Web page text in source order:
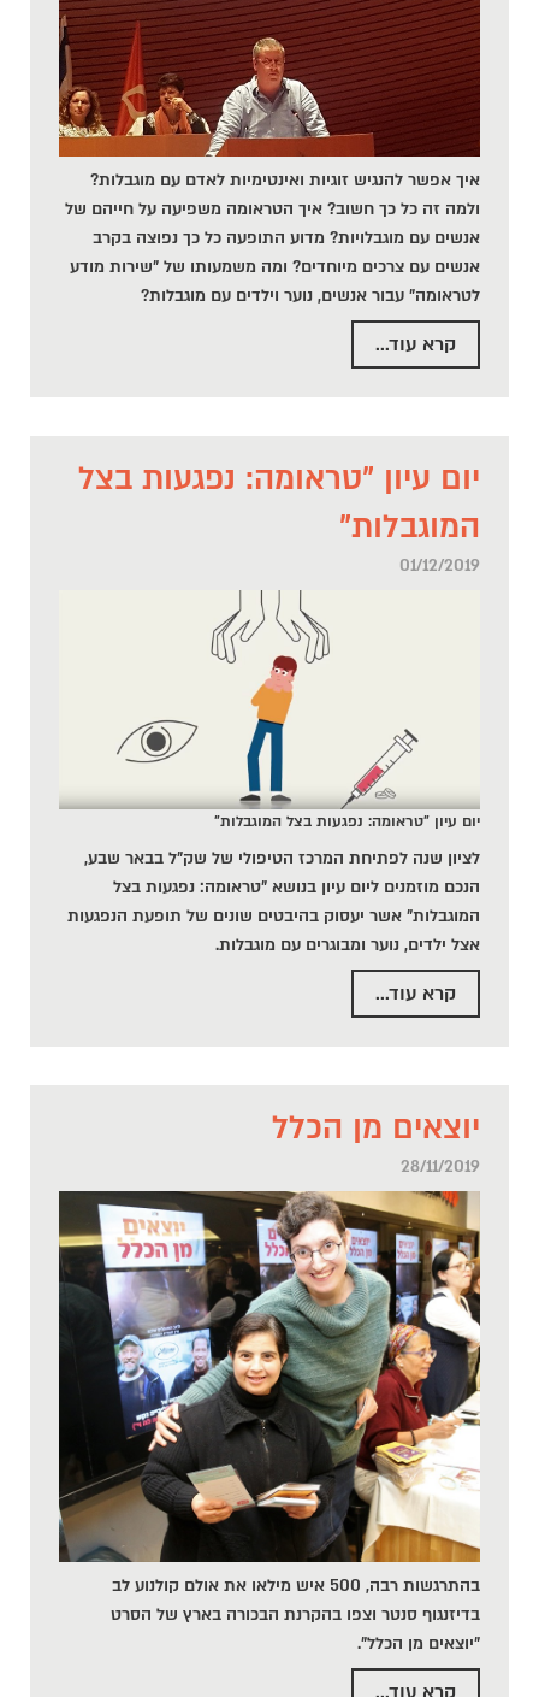
איך אפשר להנגיש זוגיות ואינטימיות לאדם עם מוגבלות?
ולמה זה כל כך חשוב? איך הטראומה משפיעה על חייהם של
אנשים עם מוגבלויות? מדוע התופעה כל כך נפוצה בקרב
אנשים עם צרכים מיוחדים? ומה משמעותו של "שירות מודע
לטראומה" עבור אנשים, נוער וילדים עם מוגבלות?
קרא עוד...
יום עיון "טראומה: נפגעות בצל
המוגבלות"
01/12/2019
יום עיון "טראומה: נפגעות בצל המוגבלות"
לציון שנה לפתיחת המרכז הטיפולי של שק"ל בבאר שבע,
הנכם מוזמנים ליום עיון בנושא "טראומה: נפגעות בצל
המוגבלות" אשר יעסוק בהיבטים שונים של תופעת הנפגעות
אצל ילדים, נוער ומבוגרים עם מוגבלות.
קרא עוד...
יוצאים מן הכלל
28/11/2019
בהתרגשות רבה, 500 איש מילאו את אולם קולנוע לב
בדיזנגוף סנטר וצפו בהקרנת הבכורה בארץ של הסרט
"יוצאים מן הכלל".